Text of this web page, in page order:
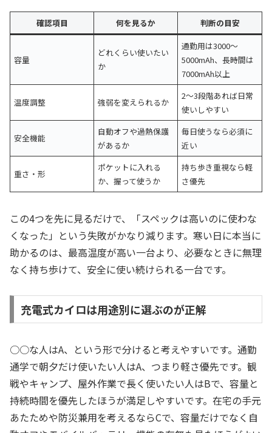
確認項目 何を見るか 判断の目安
容量
どれくらい使いたい
か
通勤用は3000〜
5000mAh、長時間は
7000mAh以上
温度調整 強弱を変えられるか
2〜3段階あれば日常
使いしやすい
安全機能
自動オフや過熱保護
があるか
毎日使うなら必須に
近い
重さ・形
ポケットに入れる
か、握って使うか
持ち歩き重視なら軽
さ優先
この4つを先に見るだけで、「スペックは高いのに使わな
くなった」という失敗がかなり減ります。寒い日に本当に
助かるのは、最高温度が高い一台より、必要なときに無理
なく持ち歩けて、安全に使い続けられる一台です。
充電式カイロは用途別に選ぶのが正解
○○な人はA、という形で分けると考えやすいです。通勤
通学で朝夕だけ使いたい人はA、つまり軽さ優先です。観
戦やキャンプ、屋外作業で長く使いたい人はBで、容量と
持続時間を優先したほうが満足しやすいです。在宅の手元
あたためや防災兼用を考えるならCで、容量だけでなく自